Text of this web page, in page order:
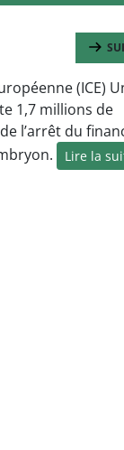
(ICE)
1,7 millions de
l’arrêt du
Lire la